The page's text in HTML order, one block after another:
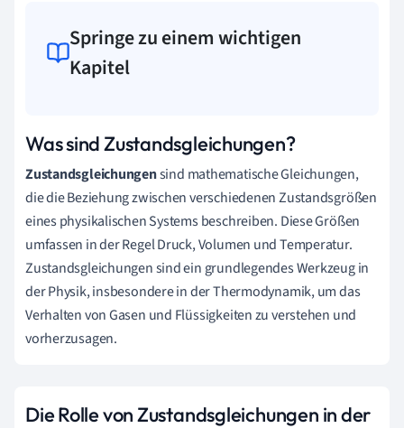
Springe zu einem wichtigen
Kapitel
Was sind Zustandsgleichungen?
Zustandsgleichungensind mathematische Gleichungen,
die die Beziehung zwischen verschiedenen Zustandsgrößen
eines physikalischen Systems beschreiben. Diese Größen
umfassen in der Regel Druck, Volumen und Temperatur.
Zustandsgleichungen sind ein grundlegendes Werkzeug in
der Physik, insbesondere in der Thermodynamik, um das
Verhalten von Gasen und Flüssigkeiten zu verstehen und
vorherzusagen.
Die Rolle von Zustandsgleichungen in der